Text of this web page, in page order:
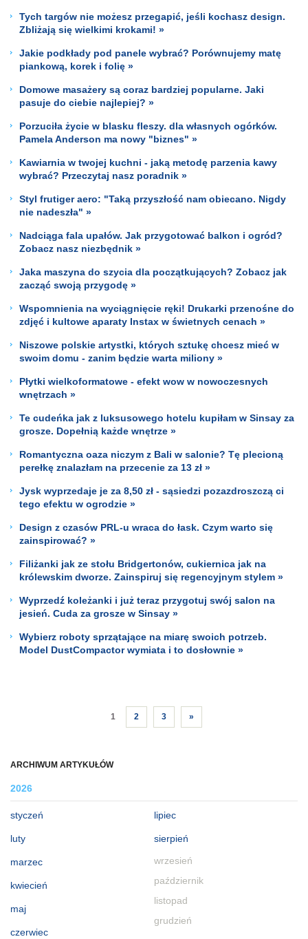
ARCHIWUM ARTYKUŁÓW
2026
styczeń
luty
marzec
kwiecień
maj
czerwiec
lipiec
sierpień
wrzesień
październik
listopad
grudzień
Tych targów nie możesz przegapić, jeśli kochasz design.
Zbliżają się wielkimi krokami! »
Jakie podkłady pod panele wybrać? Porównujemy matę
piankową, korek i folię »
Domowe masażery są coraz bardziej popularne. Jaki
pasuje do ciebie najlepiej? »
Porzuciła życie w blasku fleszy. dla własnych ogórków.
Pamela Anderson ma nowy "biznes" »
Kawiarnia w twojej kuchni - jaką metodę parzenia kawy
wybrać? Przeczytaj nasz poradnik »
Styl frutiger aero: "Taką przyszłość nam obiecano. Nigdy
nie nadeszła" »
Nadciąga fala upałów. Jak przygotować balkon i ogród?
Zobacz nasz niezbędnik »
Jaka maszyna do szycia dla początkujących? Zobacz jak
zacząć swoją przygodę »
Wspomnienia na wyciągnięcie ręki! Drukarki przenośne do
zdjęć i kultowe aparaty Instax w świetnych cenach »
Niszowe polskie artystki, których sztukę chcesz mieć w
swoim domu - zanim będzie warta miliony »
Płytki wielkoformatowe - efekt wow w nowoczesnych
wnętrzach »
Te cudeńka jak z luksusowego hotelu kupiłam w Sinsay za
grosze. Dopełnią każde wnętrze »
Romantyczna oaza niczym z Bali w salonie? Tę plecioną
perełkę znalazłam na przecenie za 13 zł »
Jysk wyprzedaje je za 8,50 zł - sąsiedzi pozazdroszczą ci
tego efektu w ogrodzie »
Design z czasów PRL-u wraca do łask. Czym warto się
zainspirować? »
Filiżanki jak ze stołu Bridgertonów, cukiernica jak na
królewskim dworze. Zainspiruj się regencyjnym stylem »
Wyprzedź koleżanki i już teraz przygotuj swój salon na
jesień. Cuda za grosze w Sinsay »
Wybierz roboty sprzątające na miarę swoich potrzeb.
Model DustCompactor wymiata i to dosłownie »
1 2 3 »